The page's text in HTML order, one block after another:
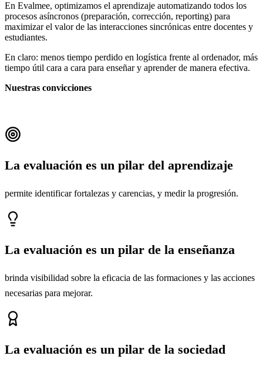
En Evalmee, optimizamos el aprendizaje automatizando todos los
procesos asíncronos (preparación, corrección, reporting) para
maximizar el valor de las interacciones sincrónicas entre docentes y
estudiantes.
En claro: menos tiempo perdido en logística frente al ordenador, más
tiempo útil cara a cara para enseñar y aprender de manera efectiva.
Nuestras convicciones
La evaluación es un pilar del aprendizaje
permite identificar fortalezas y carencias, y medir la progresión.
La evaluación es un pilar de la enseñanza
brinda visibilidad sobre la eficacia de las formaciones y las acciones
necesarias para mejorar.
La evaluación es un pilar de la sociedad